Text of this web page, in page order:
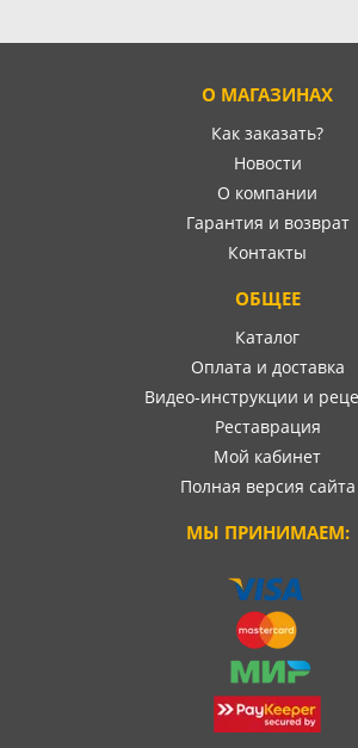
О МАГАЗИНАХ
Как заказать?
Новости
О компании
Гарантия и возврат
Контакты
ОБЩЕЕ
Каталог
Оплата и доставка
Видео-инструкции и
Реставрация
Мой кабинет
Полная версия сайта
МЫ ПРИНИМАЕМ: